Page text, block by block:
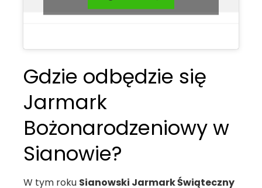
Gdzie odbędzie się
Jarmark
Bożonarodzeniowy w
Sianowie?
W tym roku Sianowski Jarmark Świąteczny